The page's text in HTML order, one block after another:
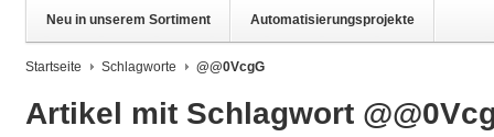
Neu in unserem Sortiment Automatisierungsprojekte
Startseite Schlagworte @@0VcgG
Artikel mit Schlagwort